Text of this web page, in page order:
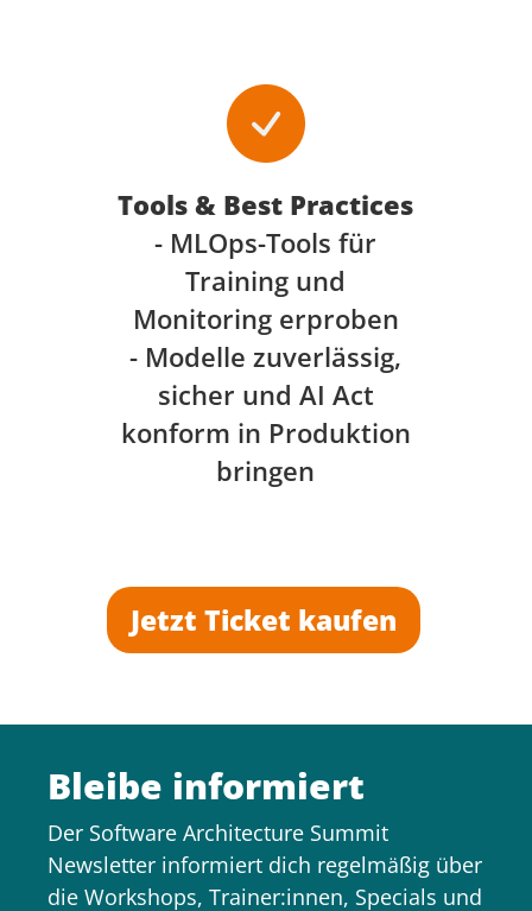
Tools & Best Practices
- MLOps-Tools für
Training und
Monitoring erproben
- Modelle zuverlässig,
sicher und AI Act
konform in Produktion
bringen
Jetzt Ticket kaufen
Bleibe informiert
Der Software Architecture Summit
Newsletter informiert dich regelmäßig über
die Workshops, Trainer:innen, Specials und